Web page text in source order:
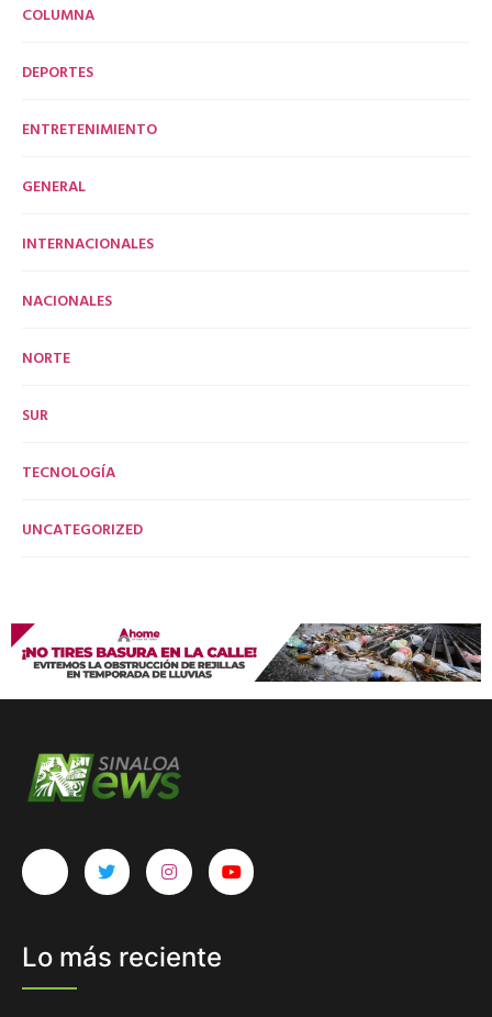
COLUMNA
DEPORTES
ENTRETENIMIENTO
GENERAL
INTERNACIONALES
NACIONALES
NORTE
SUR
TECNOLOGÍA
UNCATEGORIZED
Lo más reciente